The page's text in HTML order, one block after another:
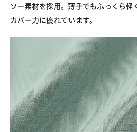
ソー素材を採用。薄手でもふっくら軽
カバー力に優れています。